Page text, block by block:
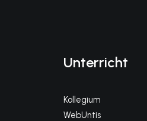
Unterricht
Kollegium
WebUntis